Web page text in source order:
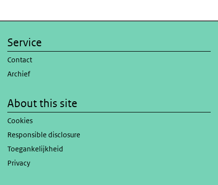
Service
Contact
Archief
About this site
Cookies
Responsible disclosure
Toegankelijkheid
Privacy